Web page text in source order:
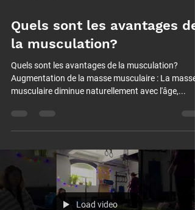
Quels sont les avantages de
la musculation?
Quels sont les avantages de la musculation?
Augmentation de la masse musculaire : La masse
musculaire diminue naturellement avec l'âge,...
Load video